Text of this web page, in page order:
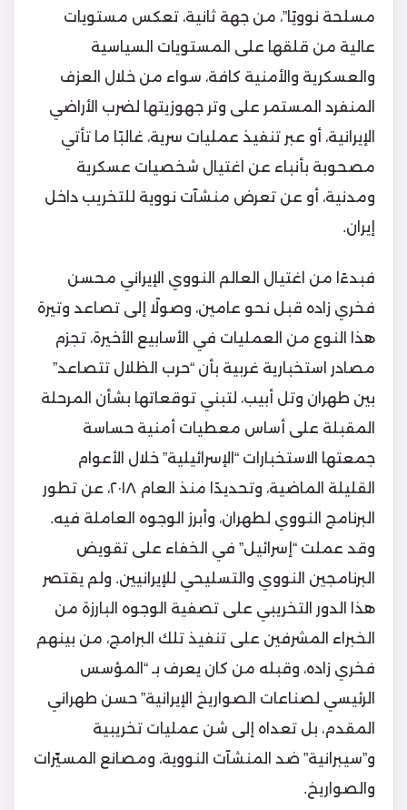
مسلحة نوويًا”، من جهة ثانية، تعكس مستويات
عالية من قلقها على المستويات السياسية
والعسكرية والأمنية كافة، سواء من خلال العزف
المنفرد المستمر على وتر جهوزيتها لضرب الأراضي
الإيرانية، أو عبر تنفيذ عمليات سرية، غالبًا ما تأتي
مصحوبة بأنباء عن اغتيال شخصيات عسكرية
ومدنية، أو عن تعرض منشآت نووية للتخريب داخل
إيران.
فبدءًا من اغتيال العالم النووي الإيراني محسن
فخري زاده قبل نحو عامين، وصولًا إلى تصاعد وتيرة
هذا النوع من العمليات في الأسابيع الأخيرة، تجزم
مصادر استخبارية غربية بأن “حرب الظلال تتصاعد”
بين طهران وتل أبيب، لتبني توقعاتها بشأن المرحلة
المقبلة على أساس معطيات أمنية حساسة
جمعتها الاستخبارات “الإسرائيلية” خلال الأعوام
القليلة الماضية، وتحديدًا منذ العام ٢٠١٨، عن تطور
البرنامج النووي لطهران، وأبرز الوجوه العاملة فيه.
وقد عملت “إسرائيل” في الخفاء على تقويض
البرنامجين النووي والتسليحي للإيرانيين. ولم يقتصر
هذا الدور التخريبي على تصفية الوجوه البارزة من
الخبراء المشرفين على تنفيذ تلك البرامج، من بينهم
فخري زاده، وقبله من كان يعرف بـ “المؤسس
الرئيسي لصناعات الصواريخ الإيرانية” حسن طهراني
المقدم، بل تعداه إلى شن عمليات تخريبية
و”سيبرانية” ضد المنشآت النووية، ومصانع المسيّرات
والصواريخ.